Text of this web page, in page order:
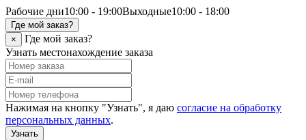
Рабочие дни10:00 - 19:00Выходные10:00 - 18:00
Где мой заказ?
×
Где мой заказ?
Узнать местонахождение заказа
Нажимая на кнопку "Узнать", я даю согласие на обработку
персональных данных.
Узнать